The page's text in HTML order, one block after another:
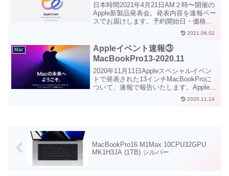
日本時間2021年4月21日AM２時〜開催の
Apple新製品発表会。発表内容を速報ベー
スでお届けします。予約開始日・価格な
2021.06.02
Mac
Appleイベント速報③
MacBookPro13-2020.11
2020年11月11日Appleスペシャルイベン
トで発表された13インチMacBookProに
ついて、速報で報告いたします。Appleシ
リコン搭載によってい13インチMacBook
Pro（２P）がパワフルに生まれ変わって
2020.11.14
MacBookPro16 M1Max 10CPU32GPU
MK1H3JA (1TB) シルバー